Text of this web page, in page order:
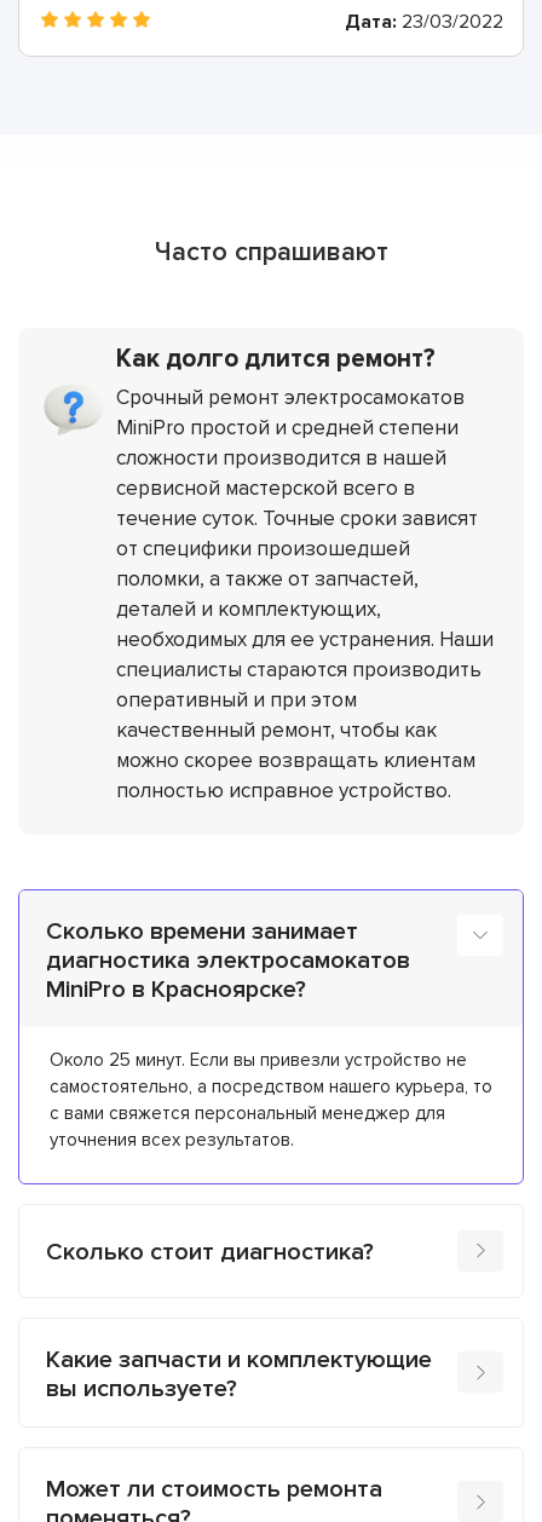
Заменили его в тот же день, огромное спасибо!
Дата: 23/03/2022
Часто спрашивают
Как долго длится ремонт?
Срочный ремонт электросамокатов
MiniPro простой и средней степени
сложности производится в нашей
сервисной мастерской всего в
течение суток. Точные сроки зависят
от специфики произошедшей
поломки, а также от запчастей,
деталей и комплектующих,
необходимых для ее устранения. Наши
специалисты стараются производить
оперативный и при этом
качественный ремонт, чтобы как
можно скорее возвращать клиентам
полностью исправное устройство.
Сколько времени занимает
диагностика электросамокатов
MiniPro в Красноярске?
Около 25 минут. Если вы привезли устройство не
самостоятельно, а посредством нашего курьера, то
с вами свяжется персональный менеджер для
уточнения всех результатов.
Сколько стоит диагностика?
Какие запчасти и комплектующие
вы используете?
Может ли стоимость ремонта